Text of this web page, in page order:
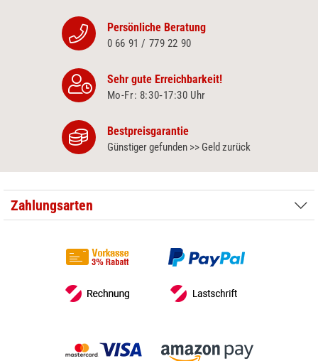
Persönliche Beratung
0 66 91 / 779 22 90
Sehr gute Erreichbarkeit!
Mo-Fr: 8:30‑17:30 Uhr
Bestpreisgarantie
Günstiger gefunden >> Geld zurück
Zahlungsarten